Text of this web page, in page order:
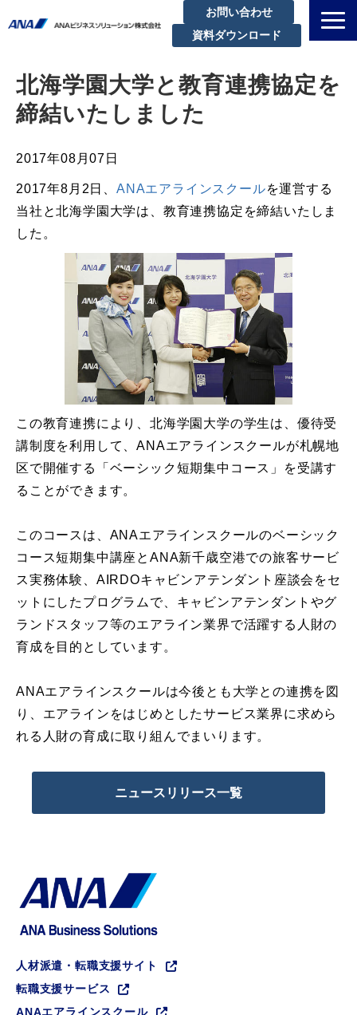
お問い合わせ
資料ダウンロード
解決できる課題
サービスラインアップ
ブログ
企業情報
北海学園大学と教育連携協定を
締結いたしました
2017年08月07日
2017年8月2日、ANAエアラインスクールを運営する
当社と北海学園大学は、教育連携協定を締結いたしま
した。
この教育連携により、北海学園大学の学生は、優待受
講制度を利用して、ANAエアラインスクールが札幌地
区で開催する「ベーシック短期集中コース」を受講す
ることができます。
このコースは、ANAエアラインスクールのベーシック
コース短期集中講座とANA新千歳空港での旅客サービ
ス実務体験、AIRDOキャビンアテンダント座談会をセ
ットにしたプログラムで、キャビンアテンダントやグ
ランドスタッフ等のエアライン業界で活躍する人財の
育成を目的としています。
ANAエアラインスクールは今後とも大学との連携を図
り、エアラインをはじめとしたサービス業界に求めら
れる人財の育成に取り組んでまいります。
ニュースリリース一覧
人材派遣・転職支援サイト
転職支援サービス
ANAエアラインスクール